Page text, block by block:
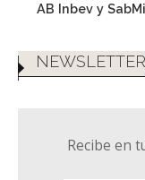
AB Inbev y
NEWSLETTER
Recibe en